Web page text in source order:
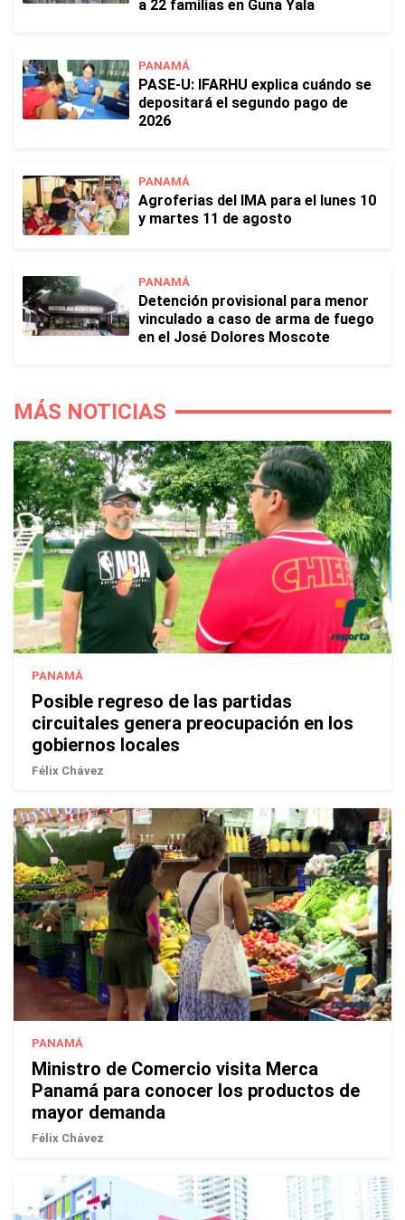
a 22 familias en Guna Yala
PANAMÁ
PASE-U: IFARHU explica cuándo se
depositará el segundo pago de
2026
PANAMÁ
Agroferias del IMA para el lunes 10
y martes 11 de agosto
PANAMÁ
Detención provisional para menor
vinculado a caso de arma de fuego
en el José Dolores Moscote
MÁS NOTICIAS
PANAMÁ
Posible regreso de las partidas
circuitales genera preocupación en los
gobiernos locales
Félix Chávez
PANAMÁ
Ministro de Comercio visita Merca
Panamá para conocer los productos de
mayor demanda
Félix Chávez